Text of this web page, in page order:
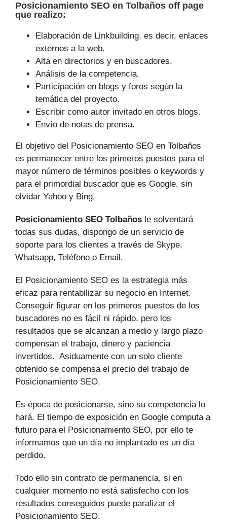
Posicionamiento SEO en Tolbaños off page
que realizo:
Elaboración de Linkbuilding, es decir, enlaces
externos a la web.
Alta en directorios y en buscadores.
Análisis de la competencia.
Participación en blogs y foros según la
temática del proyecto.
Escribir como autor invitado en otros blogs.
Envío de notas de prensa.
El objetivo del Posicionamiento SEO en Tolbaños
es permanecer entre los primeros puestos para el
mayor número de tér­minos posibles o keywords y
para el primordial buscador que es Google, sin
olvidar Yahoo y Bing.
Posicionamiento SEO Tolbaños le solventará
todas sus dudas, dispongo de un servicio de
soporte para los clientes a través de Skype,
Whatsapp, Teléfono o Email.
El Posicionamiento SEO es la estrategia más
eficaz para rentabilizar su negocio en Internet.
Conseguir figurar en los primeros puestos de los
buscadores no es fácil ni rápido, pero los
resultados que se alcanzan a medio y largo plazo
compensan el trabajo, dinero y paciencia
invertidos. Asiduamente con un solo cliente
obtenido se compensa el precio del trabajo de
Posicionamiento SEO.
Es época de posicionarse, sino su competencia lo
hará. El tiempo de exposición en Google computa a
futuro para el Posicionamiento SEO, por ello te
informamos que un día no implantado es un día
perdido.
Todo ello sin contrato de permanencia, si en
cualquier momento no está satisfecho con los
resultados conseguidos puede paralizar el
Posicionamiento SEO.